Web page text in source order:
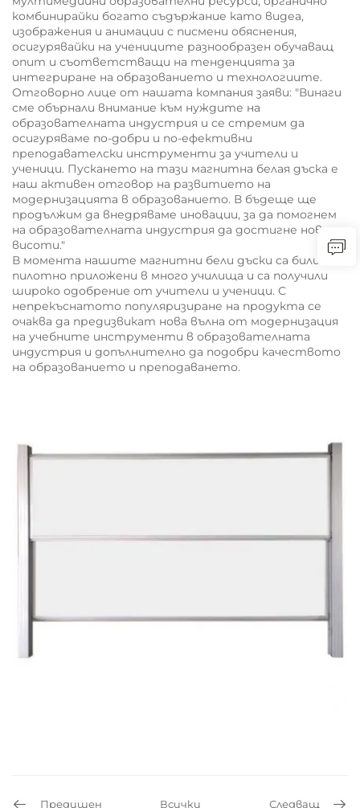
комбинирайки богато съдържание като видеа,
изображения и анимации с писмени обяснения,
осигурявайки на учениците разнообразен обучаващ
опит и съответстващи на тенденцията за
интегриране на образованието и технологиите.
Отговорно лице от нашата компания заяви: "Винаги
сме обърнали внимание към нуждите на
образователната индустрия и се стремим да
осигуряваме по-добри и по-ефективни
преподавателски инструменти за учители и
ученици. Пускането на тази магнитна белая дъска е
наш активен отговор на развитието на
модернизацията в образованието. В бъдеще ще
продължим да внедряваме иновации, за да помогнем
на образователната индустрия да достигне нови
висоти."
В момента нашите магнитни бели дъски са били
пилотно приложени в много училища и са получили
широко одобрение от учители и ученици. С
непрекъснатото популяризиране на продукта се
очаква да предизвикат нова вълна от модернизация
на учебните инструменти в образователната
индустрия и допълнително да подобри качеството
на образованието и преподаването.
Предишен Всички Следващ